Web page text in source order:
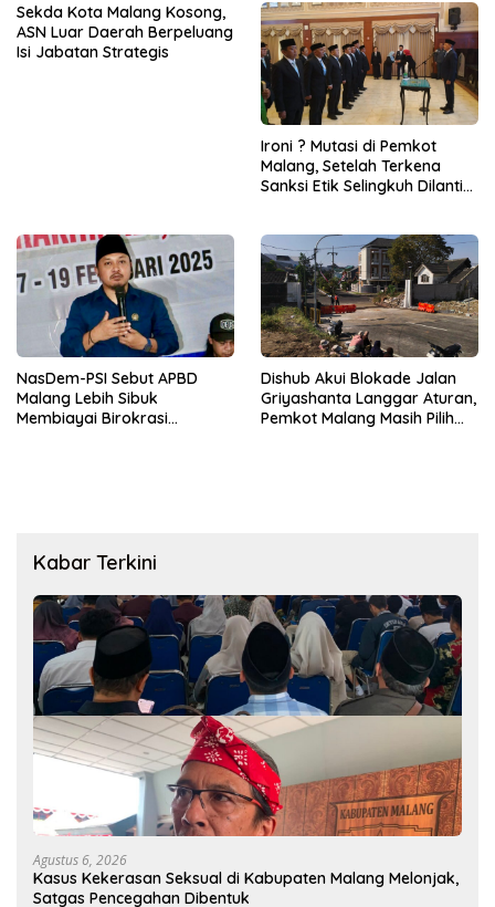
Sekda Kota Malang Kosong,
ASN Luar Daerah Berpeluang
Isi Jabatan Strategis
Ironi ? Mutasi di Pemkot
Malang, Setelah Terkena
Sanksi Etik Selingkuh Dilantik,
NasDem-PSI Sebut APBD
Malang Lebih Sibuk
Membiayai Birokrasi
Dishub Akui Blokade Jalan
Griyashanta Langgar Aturan,
Pemkot Malang Masih Pilih
Kabar Terkini
Agustus 6, 2026
Kasus Kekerasan Seksual di Kabupaten Malang Melonjak,
Satgas Pencegahan Dibentuk